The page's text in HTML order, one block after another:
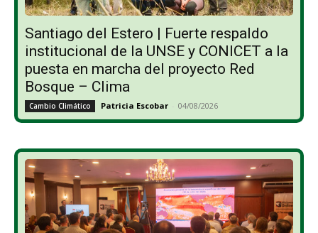
Santiago del Estero | Fuerte respaldo
institucional de la UNSE y CONICET a la
puesta en marcha del proyecto Red
Bosque – Clima
Cambio Climático Patricia Escobar - 04/08/2026